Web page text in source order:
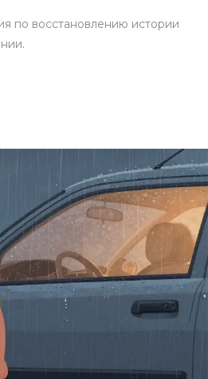
по восстановлению истории